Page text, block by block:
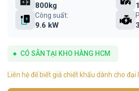
800kg
Công suất:
9.6 kW
CÓ SẴN TẠI KHO HÀNG HCM
Liên hệ để biết giá chiết khấu dành cho đại